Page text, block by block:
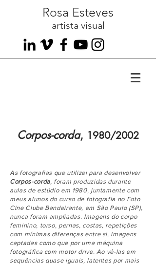
Rosa Esteves
artista visual
Corpos-corda, 1980/2002
As fotografias que utilizei para desenvolver
Corpos-corda, foram produzidas durante
aulas de estúdio em 1980, juntamente com
meus alunos do curso de fotografia no Foto
Cine Clube Bandeirante, em São Paulo (SP),
nunca foram ampliadas. Imagens do corpo
feminino, torso, pernas, costas, repetições
com mínimas diferenças entre si, imagens
captadas como que por uma máquina
fotográfica com motor drive. Ao vê-las em
sequências quase iguais, latentes por mais